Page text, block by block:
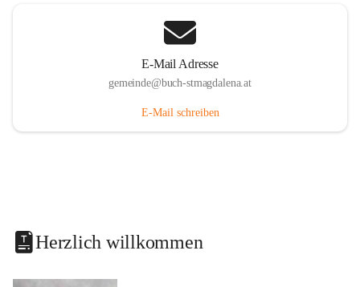
E-Mail Adresse
gemeinde@buch-stmagdalena.at
E-Mail schreiben
Herzlich willkommen